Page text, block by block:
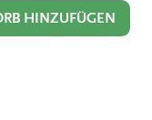
HINZUFÜGEN